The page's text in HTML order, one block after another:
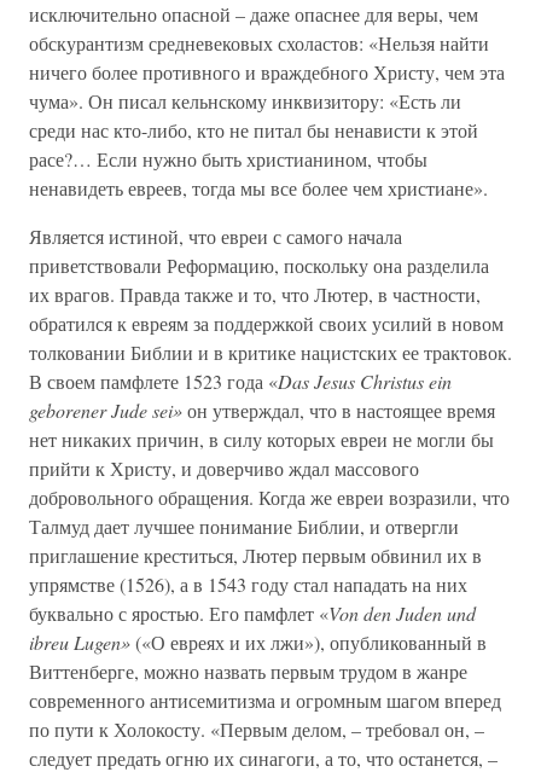
исключительно опасной – даже опаснее для веры, чем
обскурантизм средневековых схоластов: «Нельзя найти
ничего более противного и враждебного Христу, чем эта
чума». Он писал кельнскому инквизитору: «Есть ли
среди нас кто-либо, кто не питал бы ненависти к этой
расе?… Если нужно быть христианином, чтобы
ненавидеть евреев, тогда мы все более чем христиане».
Является истиной, что евреи с самого начала
приветствовали Реформацию, поскольку она разделила
их врагов. Правда также и то, что Лютер, в частности,
обратился к евреям за поддержкой своих усилий в новом
толковании Библии и в критике нацистских ее трактовок.
В своем памфлете 1523 года «Das Jesus Christus ein
geborener Jude sei»он утверждал, что в настоящее время
нет никаких причин, в силу которых евреи не могли бы
прийти к Христу, и доверчиво ждал массового
добровольного обращения. Когда же евреи возразили, что
Талмуд дает лучшее понимание Библии, и отвергли
приглашение креститься, Лютер первым обвинил их в
упрямстве (1526), а в 1543 году стал нападать на них
буквально с яростью. Его памфлет «Von den Juden und
ibreu Lugen»(«О евреях и их лжи»), опубликованный в
Виттенберге, можно назвать первым трудом в жанре
современного антисемитизма и огромным шагом вперед
по пути к Холокосту. «Первым делом, – требовал он, –
следует предать огню их синагоги, а то, что останется, –